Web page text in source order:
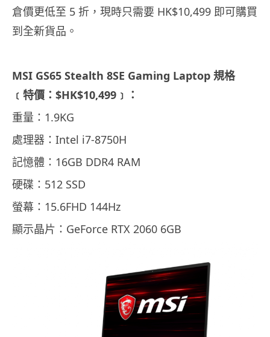
倉價更低至 5 折，現時只需要 HK$10,499 即可購買
到全新貨品。
MSI GS65 Stealth 8SE Gaming Laptop 規格
﹝特價：$HK$10,499﹞：
重量：1.9KG
處理器：Intel i7-8750H
記憶體：16GB DDR4 RAM
硬碟：512 SSD
螢幕：15.6FHD 144Hz
顯示晶片：GeForce RTX 2060 6GB